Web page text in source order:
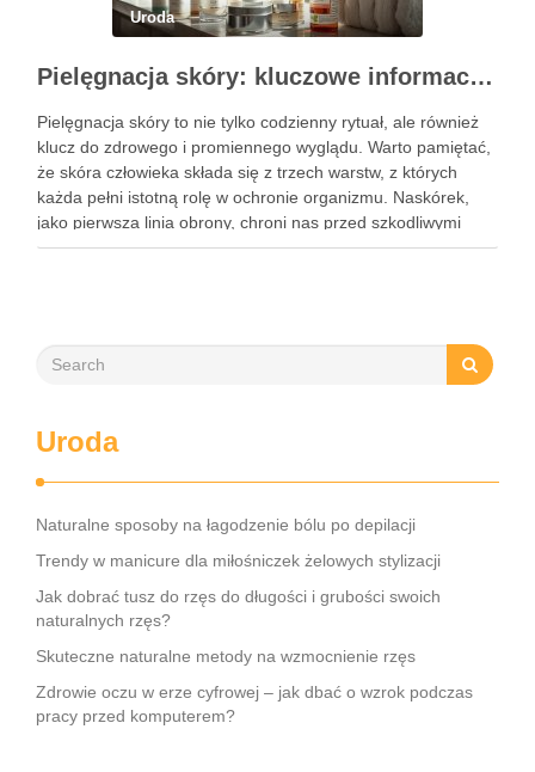
Uroda
Pielęgnacja skóry: kluczowe informacje i skuteczne metody
Pielęgnacja skóry to nie tylko codzienny rytuał, ale również
klucz do zdrowego i promiennego wyglądu. Warto pamiętać,
że skóra człowieka składa się z trzech warstw, z których
każda pełni istotną rolę w ochronie organizmu. Naskórek,
jako pierwsza linia obrony, chroni nas przed szkodliwymi
czynnikami zewnętrznymi, a nawilżająca skóra właściwa,
Uroda
Naturalne sposoby na łagodzenie bólu po depilacji
Trendy w manicure dla miłośniczek żelowych stylizacji
Jak dobrać tusz do rzęs do długości i grubości swoich
naturalnych rzęs?
Skuteczne naturalne metody na wzmocnienie rzęs
Zdrowie oczu w erze cyfrowej – jak dbać o wzrok podczas
pracy przed komputerem?